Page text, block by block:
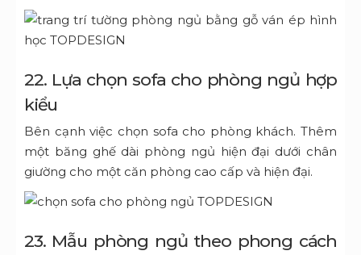
22. Lựa chọn sofa cho phòng ngủ hợp
kiểu
Bên cạnh việc chọn sofa cho phòng khách. Thêm
một băng ghế dài phòng ngủ hiện đại dưới chân
giường cho một căn phòng cao cấp và hiện đại.
23. Mẫu phòng ngủ theo phong cách